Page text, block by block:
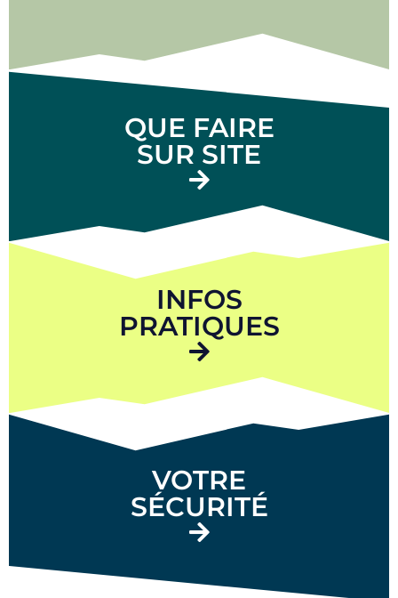
QUE FAIRE
SUR SITE
INFOS
PRATIQUES
VOTRE
SÉCURITÉ